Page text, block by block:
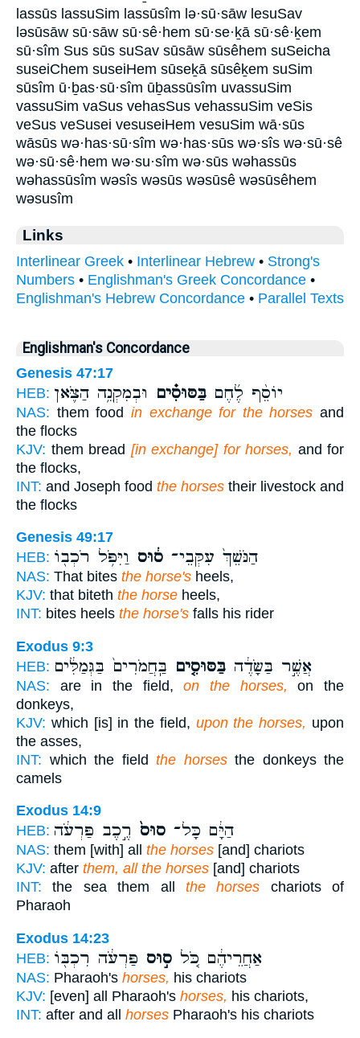
lassūs lassuSim lassūsîm lə·sū·sāw lesuSav
ləsūsāw sū·sāw sū·sê·hem sū·se·ḵā sū·sê·ḵem
sū·sîm Sus sūs suSav sūsāw sūsêhem suSeicha
suseiChem suseiHem sūseḵā sūsêḵem suSim
sūsîm ū·ḇas·sū·sîm ūḇassūsîm uvassuSim
vassuSim vaSus vehasSus vehassuSim veSis
veSus veSusei vesuseiHem vesuSim wā·sūs
wāsūs wə·has·sū·sîm wə·has·sūs wə·sîs wə·sū·sê
wə·sū·sê·hem wə·su·sîm wə·sūs wəhassūs
wəhassūsîm wəsîs wəsūs wəsūsê wəsūsêhem
wəsusîm
Links
Interlinear Greek • Interlinear Hebrew • Strong's
Numbers • Englishman's Greek Concordance •
Englishman's Hebrew Concordance • Parallel Texts
Englishman's Concordance
Genesis 47:17
HEB:
יוֹסֵ֨ף לֶ֜חֶם בַּסּוּסִ֗ים וּבְמִקְנֵ֥ה הַצֹּ֛אן
NAS: them food in exchange for the horses and
the flocks
KJV: them bread [in exchange] for horses, and for
the flocks,
INT: and Joseph food the horses their livestock and
the flocks
Genesis 49:17
HEB:
הַנֹּשֵׁךְ֙ עִקְּבֵי־ ס֔וּס וַיִּפֹּ֥ל רֹכְב֖וֹ
NAS: That bites the horse's heels,
KJV: that biteth the horse heels,
INT: bites heels the horse's falls his rider
Exodus 9:3
HEB:
אֲשֶׁ֣ר בַּשָּׂדֶ֔ה בַּסּוּסִ֤ים בַּֽחֲמֹרִים֙ בַּגְּמַלִּ֔ים
NAS: are in the field,on the horses, on the
donkeys,
KJV: which [is] in the field, upon the horses, upon
the asses,
INT: which the field the horsesthe donkeys the
camels
Exodus 14:9
HEB:
הַיָּ֔ם כָּל־ סוּס֙ רֶ֣כֶב פַּרְעֹ֔ה
NAS: them [with] all the horses [and] chariots
KJV: after them, all the horses [and] chariots
INT: the sea them all the horses chariots of
Pharaoh
Exodus 14:23
HEB:
אַחֲרֵיהֶ֔ם כֹּ֚ל ס֣וּס פַּרְעֹ֔ה רִכְבּ֖וֹ
NAS: Pharaoh's horses, his chariots
KJV: [even] all Pharaoh's horses, his chariots,
INT: after and all horses Pharaoh's his chariots